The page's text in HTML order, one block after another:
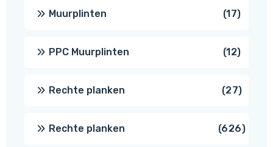
Muurplinten 1717
PPC Muurplinten 1212
Rechte planken 2727
Rechte planken 626626